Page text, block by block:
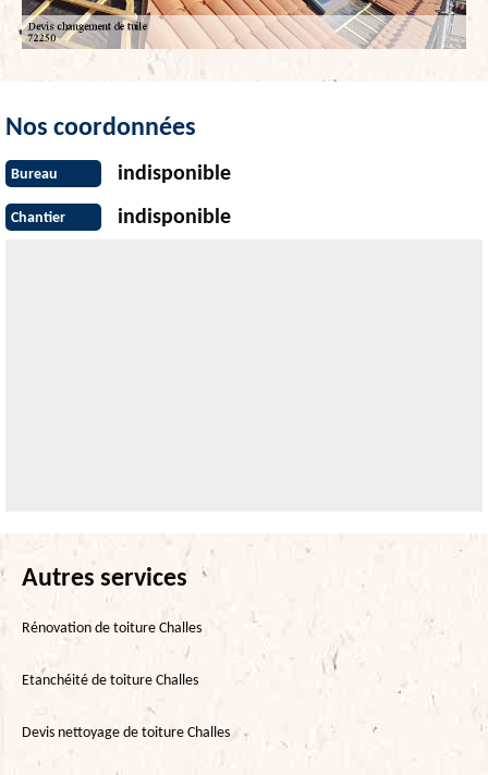
Nos coordonnées
Bureau indisponible
Chantier indisponible
Autres services
Rénovation de toiture Challes
Etanchéité de toiture Challes
Devis nettoyage de toiture Challes